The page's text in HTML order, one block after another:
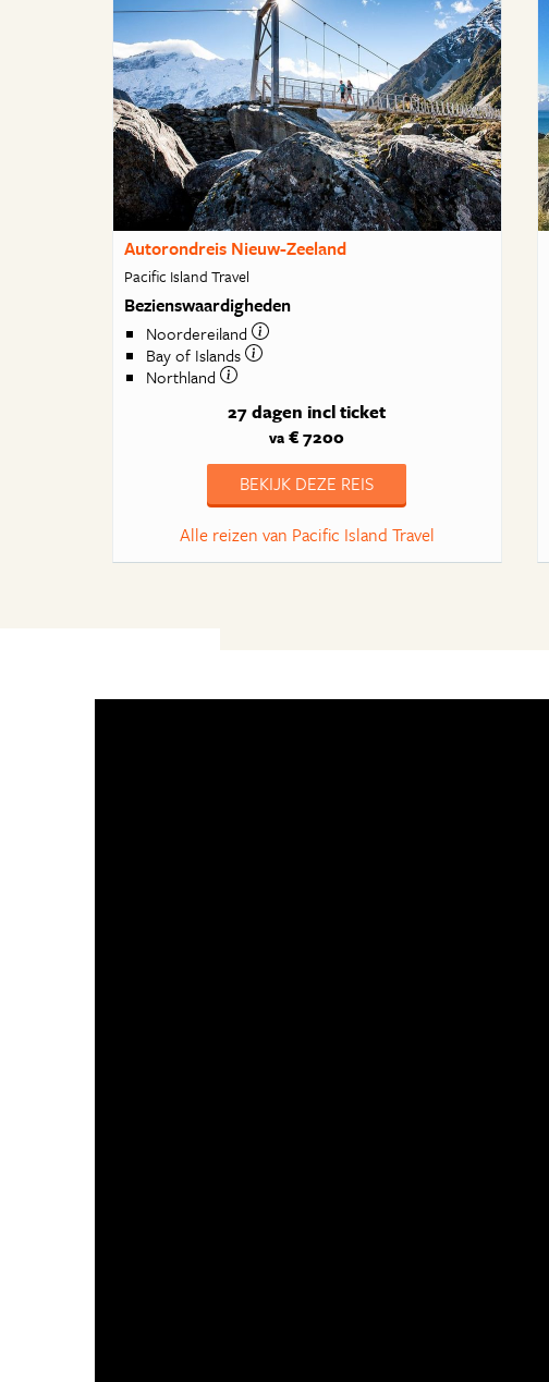
Autorondreis Nieuw-Zeeland
Pacific Island Travel
Bezienswaardigheden
Noordereiland
Bay of Islands
Northland
27 dagen incl ticket
va € 7200
BEKIJK DEZE REIS
Alle reizen van Pacific Island Travel